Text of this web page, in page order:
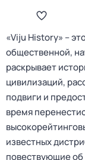
«Viju History» –
общественной,
раскрывает
цивилизаций,
подвиги и
время
известных
повествующие об